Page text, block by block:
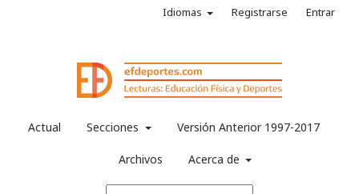
Actual Secciones Versión Anterior 1997-2017
Archivos Acerca de
Idiomas Registrarse Entrar